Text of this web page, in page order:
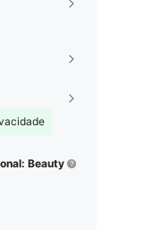
Beauty